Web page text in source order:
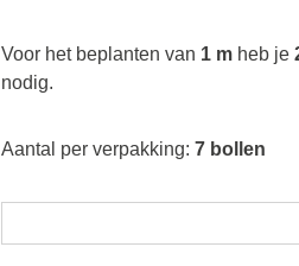
Voor het beplanten van 1 mheb je
nodig.
Aantal per verpakking: 7 bollen